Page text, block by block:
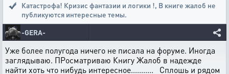
Катастрофа! Кризис фантазии и логики !, В книге жалоб не
публикуются интересные темы.
-GERA-
Уже более полугода ничего не писала на форуме. Иногда
заглядываю. ПРосматриваю Книгу Жалоб в надежде
найти хоть что нибудь интересное........... Сплошь и рядом